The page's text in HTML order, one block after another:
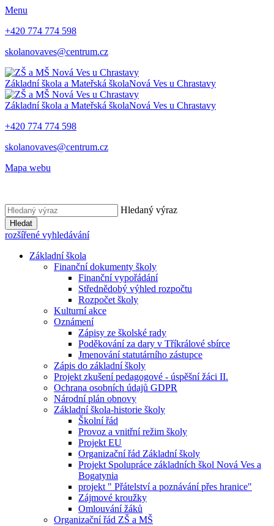
Menu
+420 774 774 598
skolanovaves@centrum.cz
Základní škola a Mateřská školaNová Ves u Chrastavy
Základní škola a Mateřská školaNová Ves u Chrastavy
+420 774 774 598
skolanovaves@centrum.cz
Mapa webu
Hledaný výraz
Hledat
rozšířené vyhledávání
Základní škola
Finanční dokumenty školy
Finanční vypořádání
Střednědobý výhled rozpočtu
Rozpočet školy
Kulturní akce
Oznámení
Zápisy ze školské rady
Poděkování za dary v Tříkrálové sbírce
Jmenování statutárního zástupce
Zápis do základní školy
Projekt zkušení pedagogové - úspěšní žáci II.
Ochrana osobních údajů GDPR
Národní plán obnovy
Základní škola-historie školy
Školní řád
Provoz a vnitřní režim školy
Projekt EU
Organizační řád Základní školy
Projekt Spolupráce základních škol Nová Ves a
Bogatynia
projekt " Přátelství a poznávání přes hranice"
Zájmové kroužky
Omlouvání žáků
Organizační řád ZŠ a MŠ